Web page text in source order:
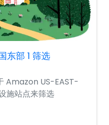
东部 1 筛选
Amazon US-EAST-
施站点来筛选